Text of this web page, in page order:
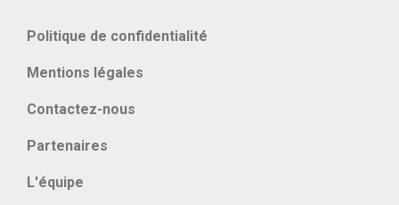
Politique de confidentialité
Mentions légales
Contactez-nous
Partenaires
L'équipe